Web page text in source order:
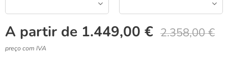
A partir de 1.449,00 € 2.358,00€
preço com IVA